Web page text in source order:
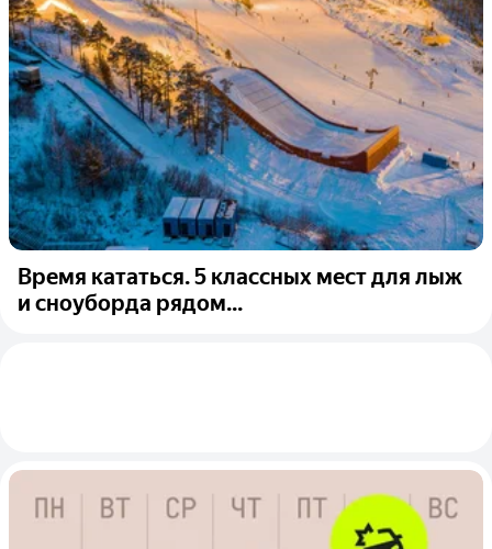
Время кататься. 5 классных мест для лыж
и сноуборда рядом...